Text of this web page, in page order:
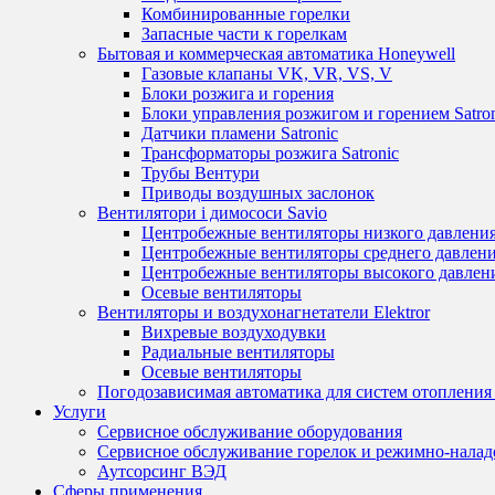
Комбинированные горелки
Запасные части к горелкам
Бытовая и коммерческая автоматика Honeywell
Газовые клапаны VK, VR, VS, V
Блоки розжига и горения
Блоки управления розжигом и горением
Датчики пламени Satronic
Трансформаторы розжига Satronic
Трубы Вентури
Приводы воздушных заслонок
Вентилятори і димососи Savio
Центробежные вентиляторы низкого
Центробежные вентиляторы среднего
Центробежные вентиляторы высокого
Осевые вентиляторы
Вентиляторы и воздухонагнетатели Elektror
Вихревые воздуходувки
Радиальные вентиляторы
Осевые вентиляторы
Погодозависимая автоматика для систем
Услуги
Сервисное обслуживание оборудования
Сервисное обслуживание горелок и режимно-
Аутсорсинг ВЭД
Сферы применения